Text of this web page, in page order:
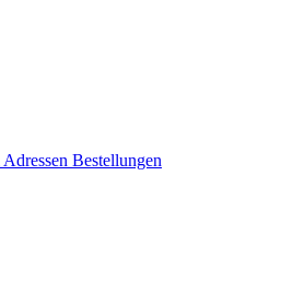
Adressen Bestellungen